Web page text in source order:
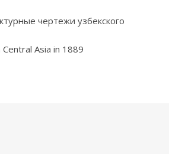
чертежи узбекского
Central Asia in 1889